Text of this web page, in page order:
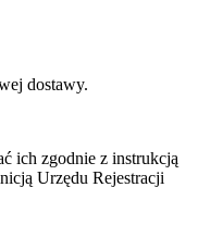
dostawy.
ich zgodnie z instrukcją
Urzędu Rejestracji